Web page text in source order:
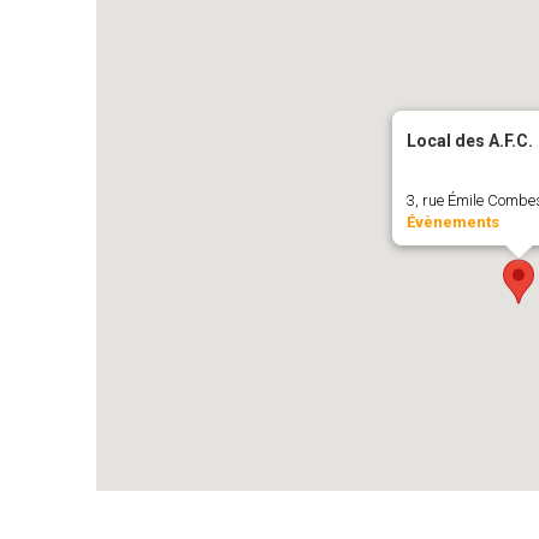
Local des A.F.C.
3, rue Émile
Évènements